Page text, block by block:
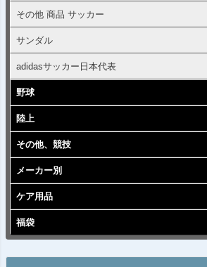
その他 商品 サッカー
サンダル
adidasサッカー日本代表
野球
陸上
その他、競技
メーカー別
ケア用品
福袋